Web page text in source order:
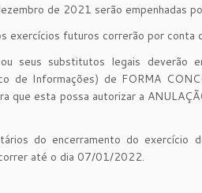
de 2021 serão empenhadas
exercícios futuros correrão por
seus substitutos legais
de Informações) de FORMA
que esta possa autorizar a
do encerramento do
até o dia 07/01/2022.